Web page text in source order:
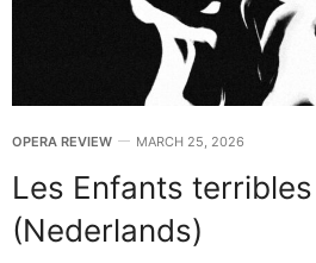
OPERA REVIEW MARCH 25, 2026
Les Enfants
(Nederlands)